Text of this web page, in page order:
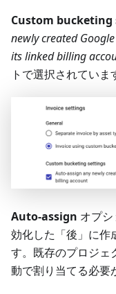
Custom
newly created
its linked billing
トで選択されていま
Auto-assign オプ
効化した「後」に作
す。既存のプロジェ
動で割り当てる必要